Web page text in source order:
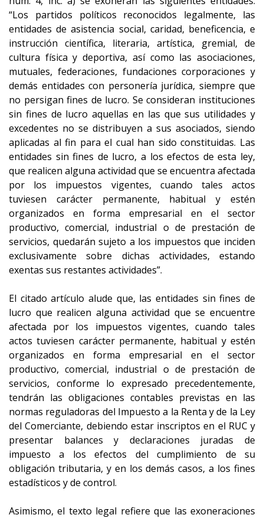
“Los partidos políticos reconocidos legalmente, las
entidades de asistencia social, caridad, beneficencia, e
instrucción científica, literaria, artística, gremial, de
cultura física y deportiva, así como las asociaciones,
mutuales, federaciones, fundaciones corporaciones y
demás entidades con personería jurídica, siempre que
no persigan fines de lucro. Se consideran instituciones
sin fines de lucro aquellas en las que sus utilidades y
excedentes no se distribuyen a sus asociados, siendo
aplicadas al fin para el cual han sido constituidas. Las
entidades sin fines de lucro, a los efectos de esta ley,
que realicen alguna actividad que se encuentra afectada
por los impuestos vigentes, cuando tales actos
tuviesen carácter permanente, habitual y estén
organizados en forma empresarial en el sector
productivo, comercial, industrial o de prestación de
servicios, quedarán sujeto a los impuestos que inciden
exclusivamente sobre dichas actividades, estando
exentas sus restantes actividades”.
El citado artículo alude que, las entidades sin fines de
lucro que realicen alguna actividad que se encuentre
afectada por los impuestos vigentes, cuando tales
actos tuviesen carácter permanente, habitual y estén
organizados en forma empresarial en el sector
productivo, comercial, industrial o de prestación de
servicios, conforme lo expresado precedentemente,
tendrán las obligaciones contables previstas en las
normas reguladoras del Impuesto a la Renta y de la Ley
del Comerciante, debiendo estar inscriptos en el RUC y
presentar balances y declaraciones juradas de
impuesto a los efectos del cumplimiento de su
obligación tributaria, y en los demás casos, a los fines
estadísticos y de control.
Asimismo, el texto legal refiere que las exoneraciones